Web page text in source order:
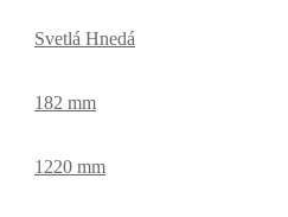
Svetlá Hnedá
182 mm
1220 mm